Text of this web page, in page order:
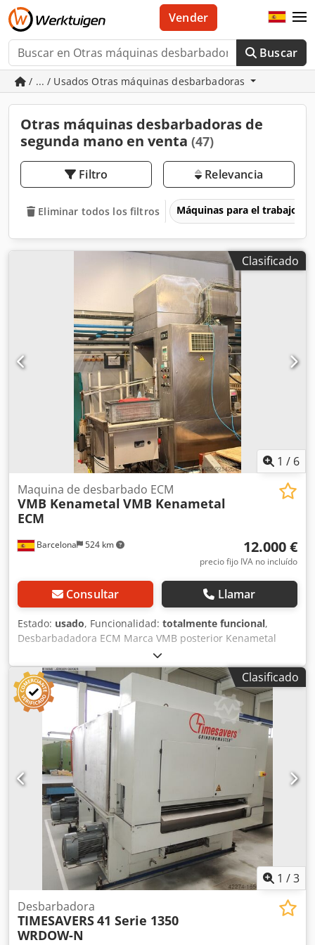
Buscar
Vender
/ ... / Usados Otras máquinas desbarbadoras
Otras máquinas desbarbadoras de
segunda mano en venta (47)
Filtro Relevancia
Eliminar todos los filtros Máquinas para el trabajo
Clasificado
1 / 6
Barcelona 524 km
Maquina de desbarbado ECM
VMB Kenametal VMB Kenametal
ECM
12.000 €
precio fijo IVA no incluído
Consultar Llamar
Estado: usado, Funcionalidad: totalmente funcional,
Desbarbadadora ECM Marca VMB posterior Kenametal
Cedjzd Dwropfx Ab Horf Ahora mismo no está instalada,
pero trabajo hasta su movimiento al almacén Hay 2
unidades disponibles
Clasificado
1 /3
Desbarbadora
TIMESAVERS41 Serie 1350
WRDOW-N